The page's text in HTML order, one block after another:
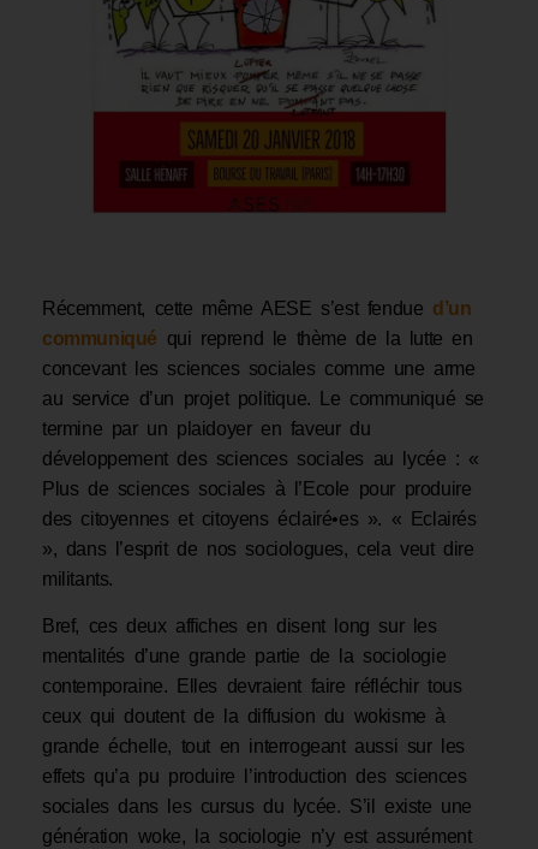
Récemment, cette même AESE s’est fendue d’un
communiqué qui reprend le thème de la lutte en
concevant les sciences sociales comme une arme
au service d’un projet politique. Le communiqué se
termine par un plaidoyer en faveur du
développement des sciences sociales au lycée : «
Plus de sciences sociales à l’Ecole pour produire
des citoyennes et citoyens éclairé•es ». « Eclairés
», dans l’esprit de nos sociologues, cela veut dire
militants.
Bref, ces deux affiches en disent long sur les
mentalités d’une grande partie de la sociologie
contemporaine. Elles devraient faire réfléchir tous
ceux qui doutent de la diffusion du wokisme à
grande échelle, tout en interrogeant aussi sur les
effets qu’a pu produire l’introduction des sciences
sociales dans les cursus du lycée. S’il existe une
génération woke, la sociologie n’y est assurément